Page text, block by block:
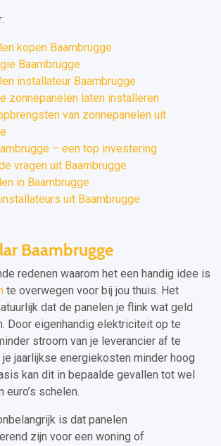
kopen Baambrugge
Baambrugge
installateur Baambrugge
zonnepanelen laten installeren
van zonnepanelen uit
– een top investering
vragen uit Baambrugge
in Baambrugge
uit Baambrugge
Baambrugge
redenen waarom het een handig idee is
te overwegen voor bij jou thuis. Het
dat de panelen je flink wat geld
Door eigenhandig elektriciteit op te
stroom van je leverancier af te
je jaarlijkse energiekosten minder hoog
kan dit in bepaalde gevallen tot wel
euro’s schelen.
is dat panelen
zijn voor een woning of